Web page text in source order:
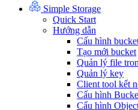
Simple Storage
Quick Start
Hướng dẫn
Cấu hình
Tạo mới bucket
Quản lý file
Quản lý key
Client tool kết
Cấu hình
Cấu hình